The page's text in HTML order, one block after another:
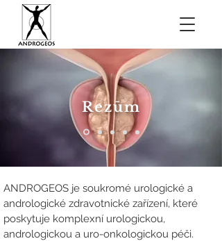
Rezūm
ANDROGEOS je soukromé urologické a
andrologické zdravotnické zařízení, které
poskytuje komplexní urologickou,
andrologickou a uro-onkologickou péči.